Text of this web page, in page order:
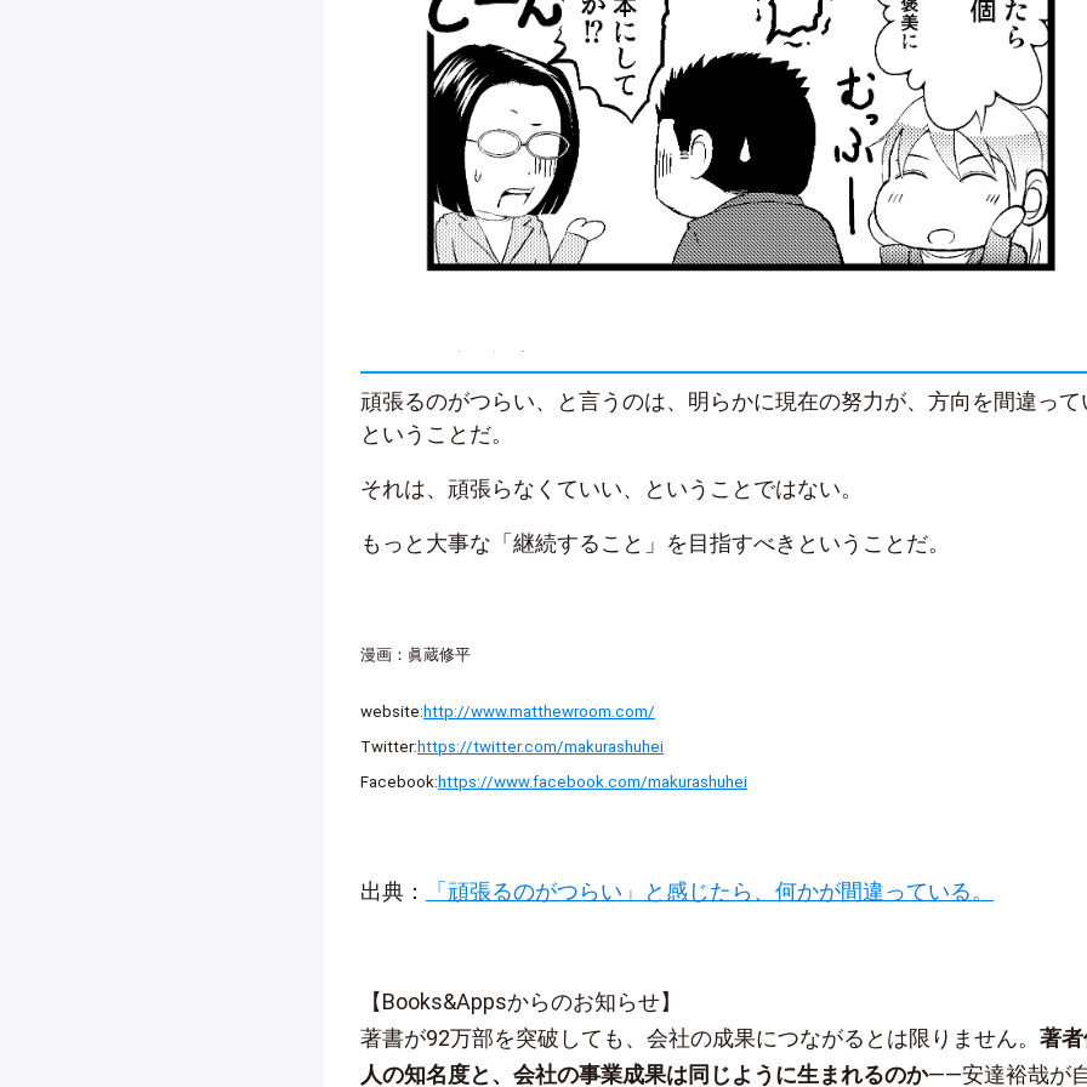
頑張るのがつらい、と言うのは、明らかに現在の努力が、方向を間違って
ということだ。
それは、頑張らなくていい、ということではない。
もっと大事な「継続すること」を目指すべきということだ。
漫画：眞蔵修平
website: http://www.matthewroom.com/
Twitter: https://twitter.com/makurashuhei
Facebook: https://www.facebook.com/makurashuhei
出典： 「頑張るのがつらい」と感じたら、何かが間違っている。
【Books&Appsからのお知らせ】
著書が92万部を突破しても、会社の成果につながるとは限りません。 著
人の知名度と、会社の事業成果は同じように生まれるのか——安達裕哉が